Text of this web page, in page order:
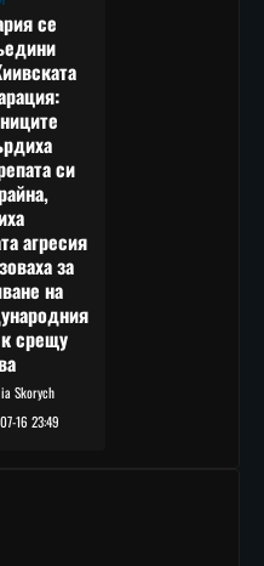
се
си
агресия
за
на
срещу
Skorych
16 23:49